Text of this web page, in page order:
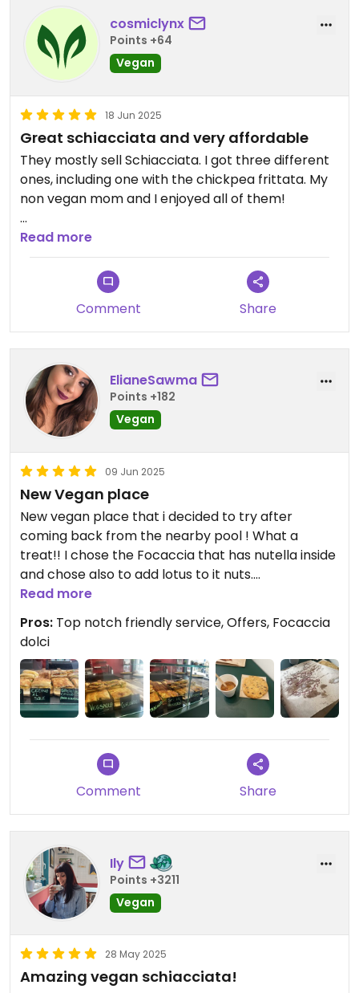
cosmiclynx
Points +64
Vegan
18 Jun 2025
Great schiacciata and very affordable
They mostly sell Schiacciata. I got three different
ones, including one with the chickpea frittata. My
non vegan mom and I enjoyed all of them!
They don’t have an English menu yet but the
server walked me through what was in each. And
takeout was entirely plastic free.
Updated from previous review on 2025-06-18
Read more
Comment Share
ElianeSawma
Points +182
Vegan
09 Jun 2025
New Vegan place
New vegan place that i decided to try after
coming back from the nearby pool ! What a
treat!! I chose the Focaccia that has nutella inside
and chose also to add lotus to it nuts.
Awesome!! Came so warm and FULL.
I like my cookies a biitt more buttery and with
more sugar 🙈.
On Mondays i was told they dont have allll the
desserts, but Tuesday onwards they do! A must
Read more
Pros: Top notch friendly service, Offers, Focaccia
dolci
Comment Share
Ily
Points +3211
Vegan
28 May 2025
Amazing vegan schiacciata!